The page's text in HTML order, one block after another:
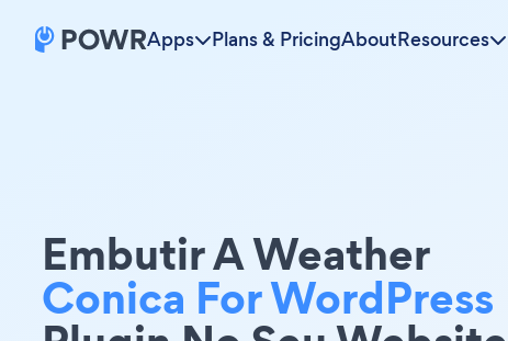
Apps Plans & PricingAboutResources
Embutir A Weather
Conica For WordPress